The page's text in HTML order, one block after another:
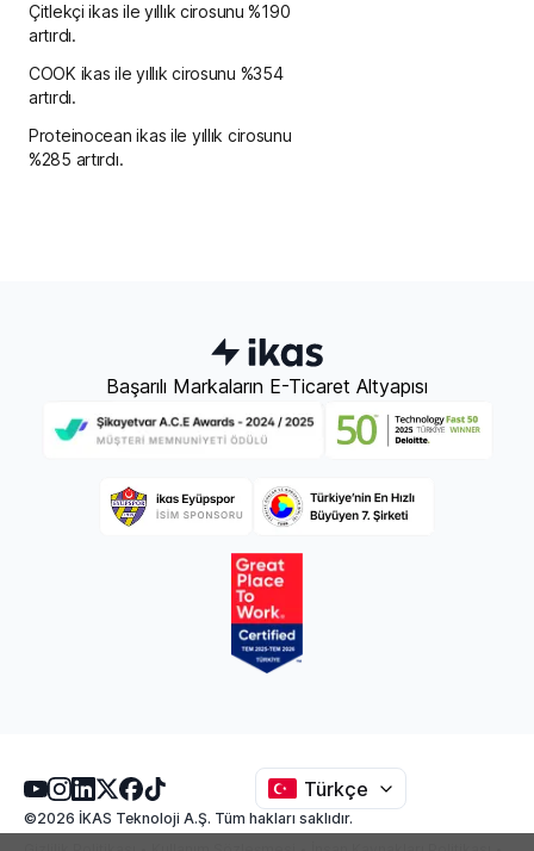
Çitlekçi ikas ile yıllık cirosunu %190
artırdı.
COOK ikas ile yıllık cirosunu %354
artırdı.
Proteinocean ikas ile yıllık cirosunu
%285 artırdı.
Başarılı Markaların E-Ticaret Altyapısı
©2026 İKAS Teknoloji A.Ş. Tüm hakları saklıdır.
Türkçe